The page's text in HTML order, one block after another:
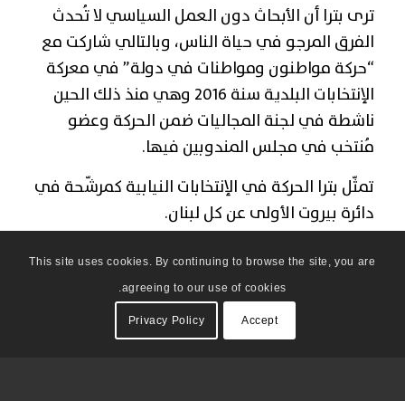
ترى بترا أن الأبحاث دون العمل السياسي لا تُحدث
الفرق المرجو في حياة الناس، وبالتالي شاركت مع
“حركة مواطنون ومواطنات في دولة” في معركة
الإنتخابات البلدية سنة 2016 وهي منذ ذلك الحين
ناشطة في لجنة المجاليات ضمن الحركة وعضو
مُنتخب في مجلس المندوبين فيها.
تمثّل بترا الحركة في الإنتخابات النيابية كمرشّحة في
دائرة بيروت الأولى عن كل لبنان.
This site uses cookies. By continuing to browse the site, you are
agreeing to our use of cookies.
Accept
Privacy Policy